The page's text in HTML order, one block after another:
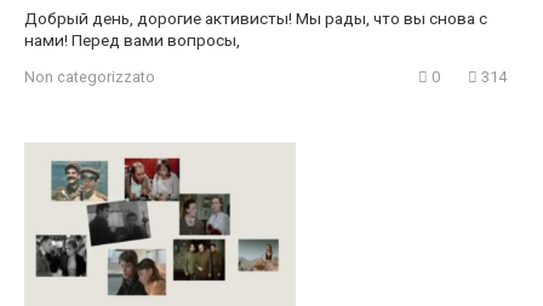
Добрый день, дорогие активисты! Мы рады, что вы снова с
нами! Перед вами вопросы,
Non categorizzato 0 314